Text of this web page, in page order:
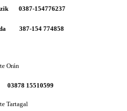
0387-154776237
387-154 774858
Orán
03878 15510599
Tartagal